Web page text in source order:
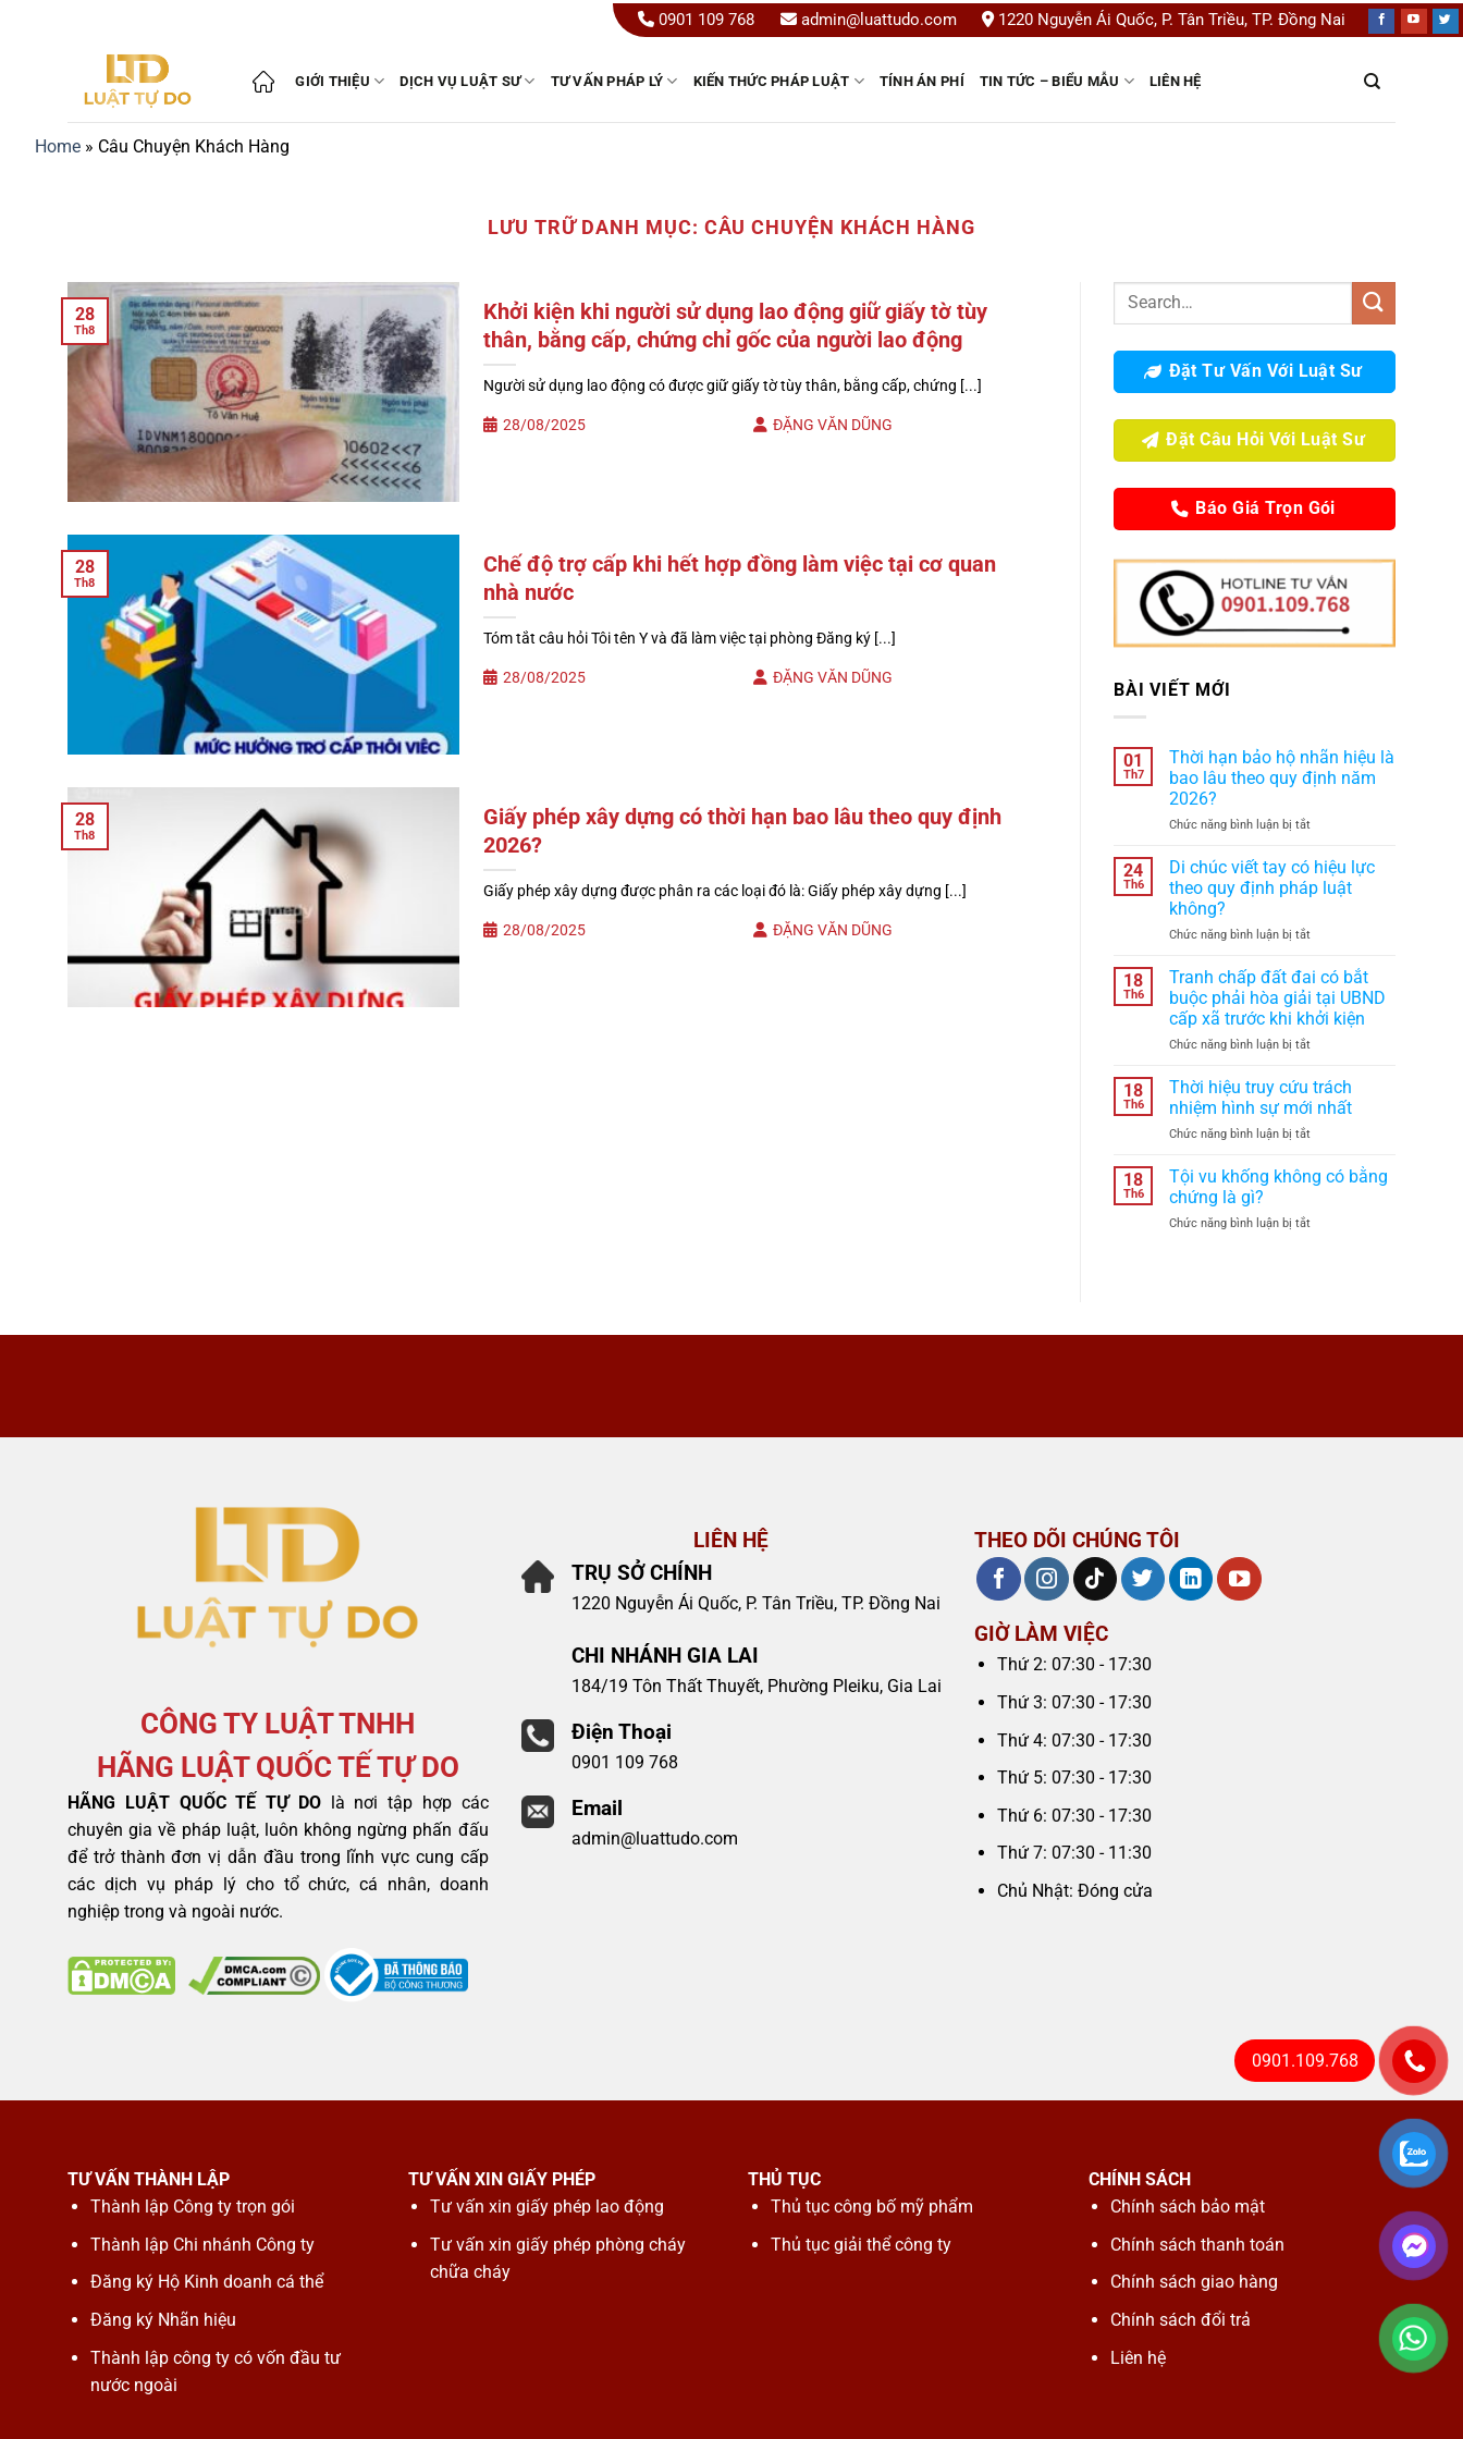
0901 109 768 admin@luattudo.com 1220 Nguyễn Ái Quốc, P. Tân Triều, TP. Đồng Nai
GIỚI THIỆU DỊCH VỤ LUẬT SƯ TƯ VẤN PHÁP LÝ KIẾN THỨC PHÁP LUẬT TÍNH ÁN PHÍ TIN TỨC – BIỂU MẪU LIÊN HỆ
Home » Câu Chuyện Khách Hàng
LƯU TRỮ DANH MỤC: CÂU CHUYỆN KHÁCH HÀNG
Khởi kiện khi người sử dụng lao động giữ giấy tờ tùy
thân, bằng cấp, chứng chỉ gốc của người lao động
Người sử dụng lao động có được giữ giấy tờ tùy thân, bằng cấp, chứng [...]
28/08/2025 ĐẶNG VĂN DŨNG
28
Th8
Chế độ trợ cấp khi hết hợp đồng làm việc tại cơ quan
nhà nước
Tóm tắt câu hỏi Tôi tên Y và đã làm việc tại phòng Đăng ký [...]
28/08/2025 ĐẶNG VĂN DŨNG
28
Th8
Giấy phép xây dựng có thời hạn bao lâu theo quy định
2026?
Giấy phép xây dựng được phân ra các loại đó là: Giấy phép xây dựng [...]
28/08/2025 ĐẶNG VĂN DŨNG
28
Th8
Đặt Tư Vấn Với Luật Sư
Đặt Câu Hỏi Với Luật Sư
Báo Giá Trọn Gói
BÀI VIẾT MỚI
01
Th7
Thời hạn bảo hộ nhãn hiệu là
bao lâu theo quy định năm
2026?
Chức năng bình luận bị tắtở
hạn
bảo
hộ
hiệu
bao
lâu
theo
quy
định
2026?
24
Th6
Di chúc viết tay có hiệu lực
theo quy định pháp luật
không?
Chức năng bình luận bị tắtở
chúc
viết
tay
có
hiệu
theo
quy
định
pháp
không?
18
Th6
Tranh chấp đất đai có bắt
buộc phải hòa giải tại UBND
cấp xã trước khi khởi kiện
Chức năng bình luận bị tắtở
chấp
đất
đai
có
buộc
giải
khi
18
Th6
Thời hiệu truy cứu trách
nhiệm hình sự mới nhất
Chức năng bình luận bị tắtở
hiệu
truy
trách
18
Th6
Tội vu khống không có bằng
chứng là gì?
Chức năng bình luận bị tắtở
bằng
CÔNG TY LUẬT TNHH
HÃNG LUẬT QUỐC TẾ TỰ DO
HÃNG LUẬT QUỐC TẾ TỰ DOlà nơi tập hợp các
chuyên gia về pháp luật, luôn không ngừng phấn đấu
để trở thành đơn vị dẫn đầu trong lĩnh vực cung cấp
các dịch vụ pháp lý cho tổ chức, cá nhân, doanh
nghiệp trong và ngoài nước.
LIÊN HỆ
TRỤ SỞ CHÍNH
1220 Nguyễn Ái Quốc, P. Tân Triều, TP. Đồng Nai
CHI NHÁNH GIA LAI
184/19 Tôn Thất Thuyết, Phường Pleiku, Gia Lai
Điện Thoại
0901 109 768
Email
admin@luattudo.com
THEO DÕI CHÚNG TÔI
GIỜ LÀM VIỆC
Thứ 2: 07:30 - 17:30
Thứ 3: 07:30 - 17:30
Thứ 4: 07:30 - 17:30
Thứ 5: 07:30 - 17:30
Thứ 6: 07:30 - 17:30
Thứ 7: 07:30 - 11:30
Chủ Nhật: Đóng cửa
TƯ VẤN THÀNH LẬP
Thành lập Công ty trọn gói
Thành lập Chi nhánh Công ty
Đăng ký Hộ Kinh doanh cá thể
Đăng ký Nhãn hiệu
Thành lập công ty có vốn đầu tư
nước ngoài
TƯ VẤN XIN GIẤY PHÉP
Tư vấn xin giấy phép lao động
Tư vấn xin giấy phép phòng cháy
chữa cháy
THỦ TỤC
Thủ tục công bố mỹ phẩm
Thủ tục giải thể công ty
CHÍNH SÁCH
Chính sách bảo mật
Chính sách thanh toán
Chính sách giao hàng
Chính sách đổi trả
Liên hệ
0901.109.768